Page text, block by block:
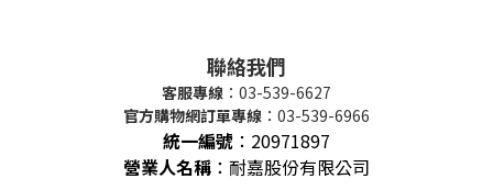
聯絡我們
客服專線 ：03-539-6627
官方購物網訂單專線 ：03-539-6966
統一編號 ： 20971897
營業人名稱 ：耐嘉股份有限公司